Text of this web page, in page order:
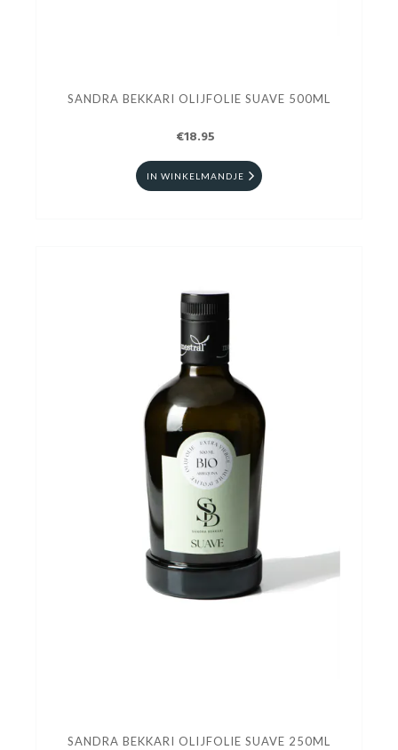
SANDRA BEKKARI OLIJFOLIE SUAVE 500ML
€18.95
IN WINKELMANDJE
SANDRA BEKKARI OLIJFOLIE SUAVE 250ML